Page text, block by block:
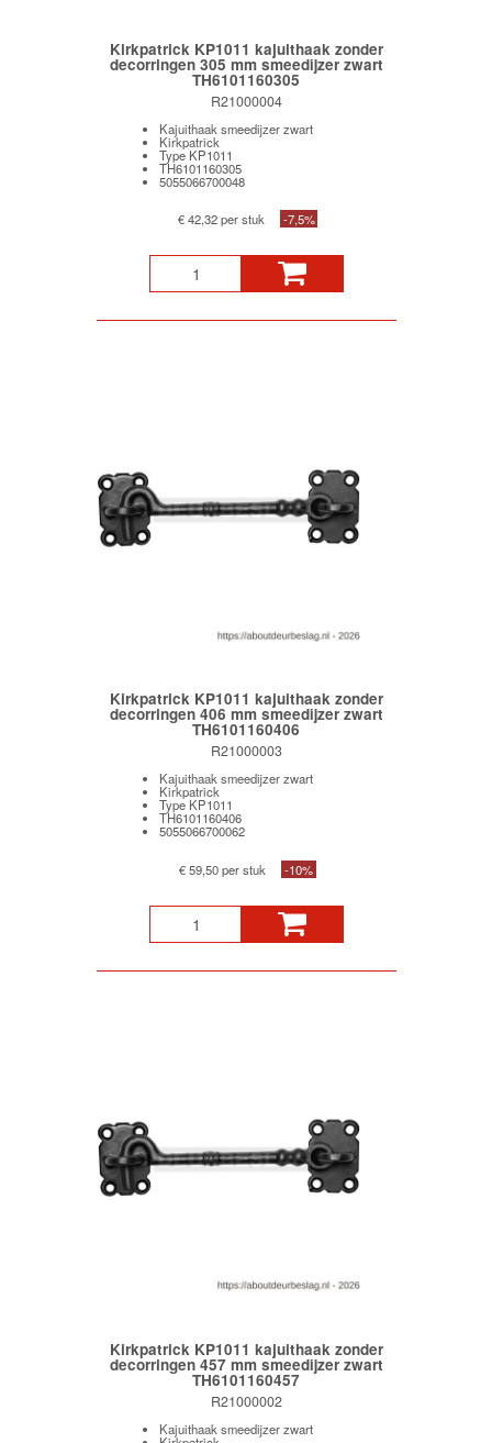
Kirkpatrick KP1011 kajuithaak zonder
decorringen 305 mm smeedijzer zwart
TH6101160305
R21000004
Kajuithaak smeedijzer zwart
Kirkpatrick
Type KP1011
TH6101160305
5055066700048
€ 42,32 per stuk -7,5%
Kirkpatrick KP1011 kajuithaak zonder
decorringen 406 mm smeedijzer zwart
TH6101160406
R21000003
Kajuithaak smeedijzer zwart
Kirkpatrick
Type KP1011
TH6101160406
5055066700062
€ 59,50 per stuk -10%
Kirkpatrick KP1011 kajuithaak zonder
decorringen 457 mm smeedijzer zwart
TH6101160457
R21000002
Kajuithaak smeedijzer zwart